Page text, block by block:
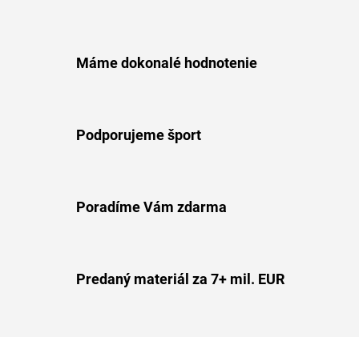
Máme dokonalé hodnotenie
Podporujeme šport
Poradíme Vám zdarma
Predaný materiál za 7+ mil. EUR